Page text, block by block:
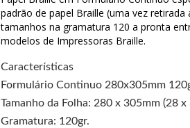
padrão de papel Braille (uma vez
tamanhos na gramatura 120 a pronta
modelos de Impressoras Braille.
Características
Formulário Continuo 280x305mm
Tamanho da Folha: 280 x 305mm (28 x
Gramatura: 120gr.